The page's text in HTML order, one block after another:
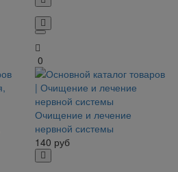
0
Очищение и лечение
нервной системы
140 руб